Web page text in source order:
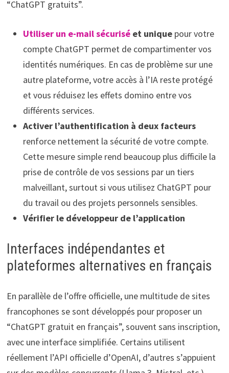
“ChatGPT gratuits”.
Utiliser un e-mail sécuriséet uniquepour votre
compte ChatGPT permet de compartimenter vos
identités numériques. En cas de problème sur une
autre plateforme, votre accès à l’IA reste protégé
et vous réduisez les effets domino entre vos
différents services.
Activer l’authentification à deux facteurs
renforce nettement la sécurité de votre compte.
Cette mesure simple rend beaucoup plus difficile la
prise de contrôle de vos sessions par un tiers
malveillant, surtout si vous utilisez ChatGPT pour
du travail ou des projets personnels sensibles.
Vérifier le développeur de l’application
Interfaces indépendantes et
plateformes alternatives en français
En parallèle de l’offre officielle, une multitude de sites
francophones se sont développés pour proposer un
“ChatGPT gratuit en français”, souvent sans inscription,
avec une interface simplifiée. Certains utilisent
réellement l’API officielle d’OpenAI, d’autres s’appuient